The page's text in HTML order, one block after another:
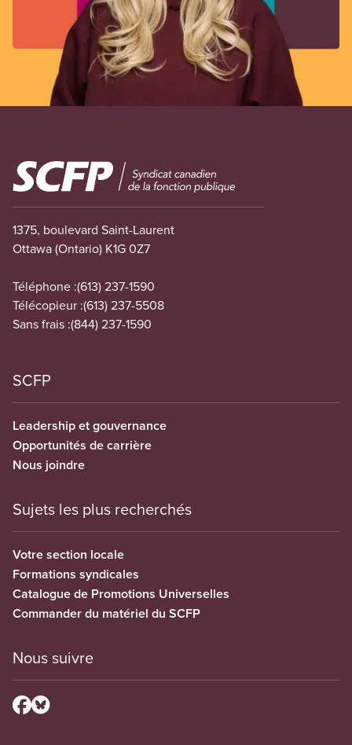
Image
1375, boulevard Saint-Laurent
Ottawa (Ontario) K1G 0Z7
Téléphone :(613) 237-1590
Télécopieur :(613) 237-5508
Sans frais :(844) 237-1590
SCFP
Leadership et gouvernance
Opportunités de carrière
Nous joindre
Sujets les plus recherchés
Votre section locale
Formations syndicales
Catalogue de Promotions Universelles
Commander du matériel du SCFP
Nous suivre